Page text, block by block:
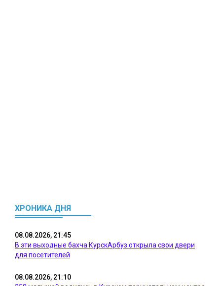
ХРОНИКА ДНЯ
08.08.2026, 21:45
В эти выходные бахча КурскАрбуз открыла свои двери
для посетителей
08.08.2026, 21:10